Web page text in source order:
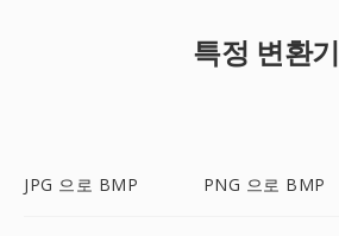
특정 변환기
JPG 으로 BMP PNG 으로 BMP